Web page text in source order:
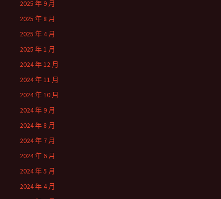
2025 年 9 月
2025 年 8 月
2025 年 4 月
2025 年 1 月
2024 年 12 月
2024 年 11 月
2024 年 10 月
2024 年 9 月
2024 年 8 月
2024 年 7 月
2024 年 6 月
2024 年 5 月
2024 年 4 月